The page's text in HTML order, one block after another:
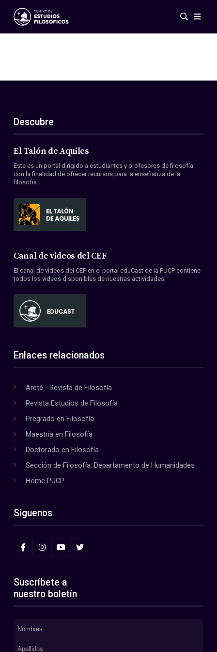
Eventos
ES
EN
Acerca de nosotros
Miembros
Convenios
Descubre
El Talón de Aquiles
Este es un portal dirigido a estudiantes y profesores de filosofía
con la finalidad de ofrecer recursos para la enseñanza de la
filosofía.
Canal de videos del CEF
El canal de videos del CEF en el portal eduCast de la PUCP contiene
todos los videos disponibles de nuestras actividades.
Enlaces relacionados
Areté - Revista de Filosofía
Revista Estudios de Filosofía
Pregrado en Filosofía
Maestría en Filosofía
Doctorado en Filosofía
Sección de Filosofía, Departamento de Humanidades
Home PUCP
Síguenos
Suscríbete a
nuestro boletín